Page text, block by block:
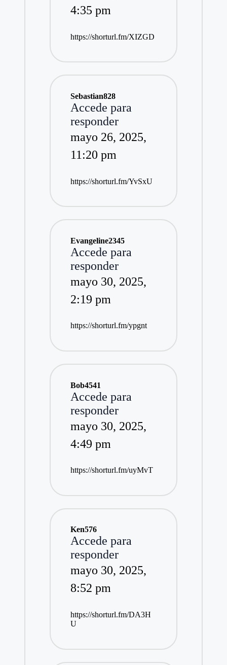
4:35 pm
https://shorturl.fm/XIZGD
Sebastian828
Accede para
responder
mayo 26, 2025,
11:20 pm
https://shorturl.fm/YvSxU
Evangeline2345
Accede para
responder
mayo 30, 2025,
2:19 pm
https://shorturl.fm/ypgnt
Bob4541
Accede para
responder
mayo 30, 2025,
4:49 pm
https://shorturl.fm/uyMvT
Ken576
Accede para
responder
mayo 30, 2025,
8:52 pm
https://shorturl.fm/DA3H
U